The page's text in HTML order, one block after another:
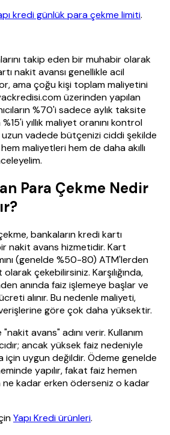
kredi günlük para çekme limiti.
takip eden bir muhabir olarak
nakit avansı genellikle acil
ama çoğu kişi toplam maliyetini
üzerinden yapılan
%70'i sadece aylık taksite
yıllık maliyet oranını kontrol
uzun vadede bütçenizi ciddi şekilde
maliyetleri hem de daha akıllı
Para Çekme Nedir
bankaların kredi kartı
nakit avans hizmetidir. Kart
(genelde %50-80) ATM'lerden
çekebilirsiniz. Karşılığında,
anında faiz işlemeye başlar ve
alınır. Bu nedenle maliyeti,
göre çok daha yüksektir.
avans" adını verir. Kullanım
ancak yüksek faiz nedeniyle
için uygun değildir. Ödeme genelde
yapılır, fakat faiz hemen
ne kadar erken öderseniz o kadar
Yapı Kredi ürünleri.